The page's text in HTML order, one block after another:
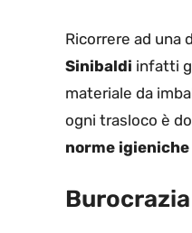
Ricorrere ad una
Sinibaldi infatti
materiale da
ogni trasloco è
norme igieniche